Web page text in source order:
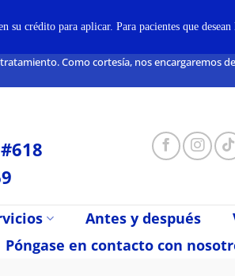
Como cortesía, nos encargaremos
Antes y después
Póngase en contacto con
crédito para aplicar. Para pacientes que